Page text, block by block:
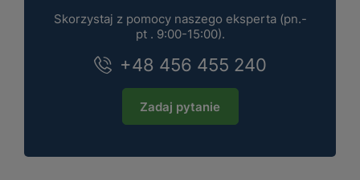
Skorzystaj z pomocy naszego eksperta (pn.-
pt . 9:00-15:00).
+48 456 455 240
Zadaj pytanie